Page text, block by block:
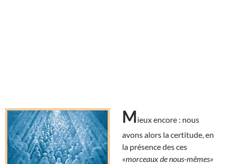
Mieux encore : nous
avons alors la certitude, en
la présence des ces
«morceaux de nous-mêmes»